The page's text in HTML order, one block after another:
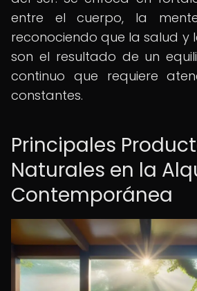
entre el cuerpo, la
reconociendo que la salud y
son el resultado de un
continuo que requiere
constantes.
Principales
Naturales en la
Contemporánea